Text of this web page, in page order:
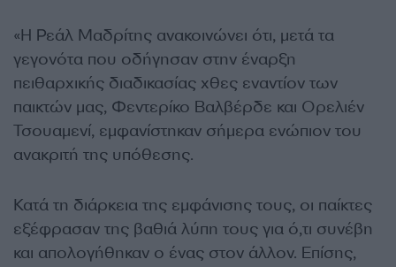
«Η Ρεάλ Μαδρίτης ανακοινώνει ότι, μετά τα
γεγονότα που οδήγησαν στην έναρξη
πειθαρχικής διαδικασίας χθες εναντίον των
παικτών μας, Φεντερίκο Βαλβέρδε και Ορελιέν
Τσουαμενί, εμφανίστηκαν σήμερα ενώπιον του
ανακριτή της υπόθεσης.
Κατά τη διάρκεια της εμφάνισης τους, οι παίκτες
εξέφρασαν της βαθιά λύπη τους για ό,τι συνέβη
και απολογήθηκαν ο ένας στον άλλον. Επίσης,